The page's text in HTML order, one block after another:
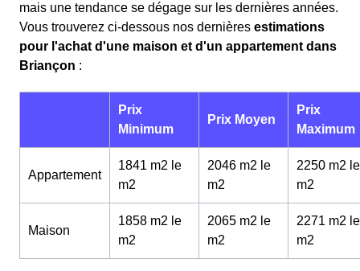
mais une tendance se dégage sur les dernières années.
Vous trouverez ci-dessous nos dernières estimations
pour l'achat d'une maison et d'un appartement dans
Briançon :
Prix
Minimum
Prix Moyen
Prix
Maximum
Appartement
1841 m2 le
m2
2046 m2 le
m2
2250 m2 le
m2
Maison
1858 m2 le
m2
2065 m2 le
m2
2271 m2 le
m2